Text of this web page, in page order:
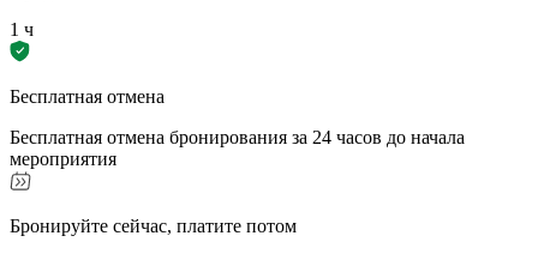
1 ч
Бесплатная отмена
Бесплатная отмена бронирования за 24 часов до начала
мероприятия
Бронируйте сейчас, платите потом